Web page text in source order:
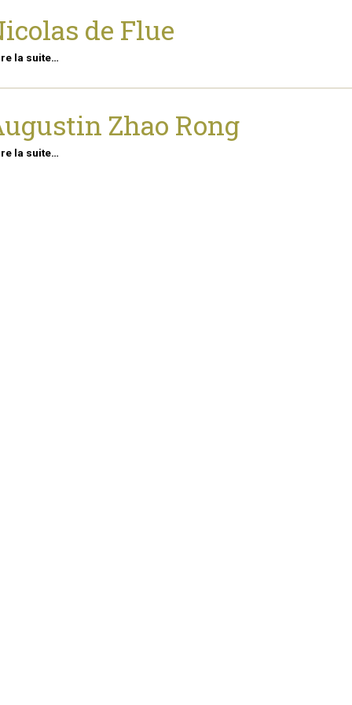
de Flue
la suite…
Zhao Rong
la suite…